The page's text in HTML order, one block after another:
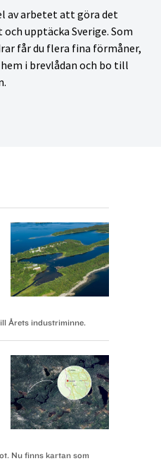
av arbetet att göra det
upptäcka Sverige. Som
får du flera fina förmåner,
i brevlådan och bo till
Årets industriminne.
Nu finns kartan som